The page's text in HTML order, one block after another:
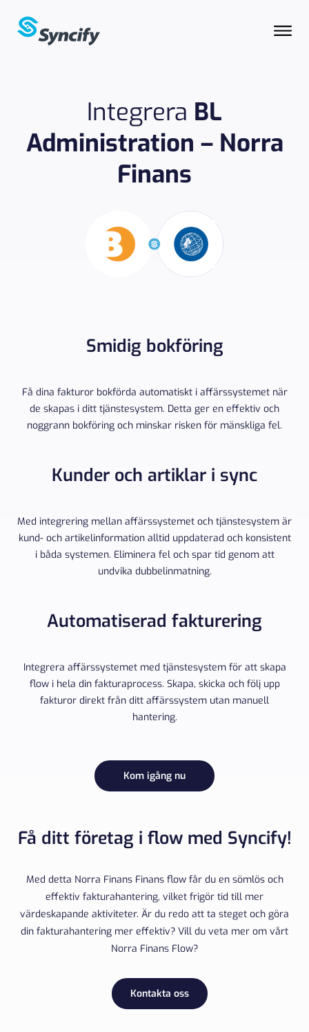
Integrera BL
Administration – Norra
Finans
Smidig bokföring
Få dina fakturor bokförda automatiskt i affärssystemet när
de skapas i ditt tjänstesystem. Detta ger en effektiv och
noggrann bokföring och minskar risken för mänskliga fel.
Kunder och artiklar i sync
Med integrering mellan affärssystemet och tjänstesystem är
kund- och artikelinformation alltid uppdaterad och konsistent
i båda systemen. Eliminera fel och spar tid genom att
undvika dubbelinmatning.
Automatiserad fakturering
Integrera affärssystemet med tjänstesystem för att skapa
flow i hela din fakturaprocess. Skapa, skicka och följ upp
fakturor direkt från ditt affärssystem utan manuell
hantering.
Kom igång nu
Få ditt företag i flow med Syncify!
Med detta Norra Finans Finans flow får du en sömlös och
effektiv fakturahantering, vilket frigör tid till mer
värdeskapande aktiviteter. Är du redo att ta steget och göra
din fakturahantering mer effektiv? Vill du veta mer om vårt
Norra Finans Flow?
Kontakta oss